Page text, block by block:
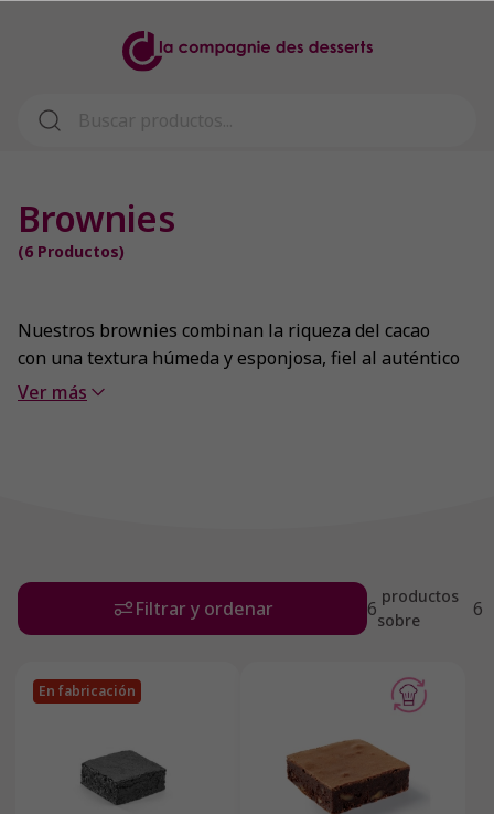
Brownies
(6 Productos)
Nuestros brownies combinan la riqueza del cacao
con una textura húmeda y esponjosa, fiel al auténtico
estilo americano. Perfectos para servir solos o
Ver más
Filtrar y ordenar 6 productos
sobre
6
En fabricación